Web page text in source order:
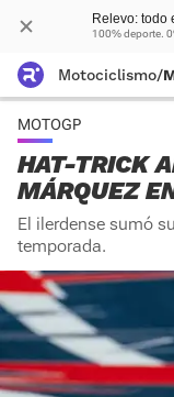
Relevo: todo
100% deporte.
Motociclismo/
MOTOGP
HAT-TRICK
MÁRQUEZ
El ilerdense sumó
temporada.